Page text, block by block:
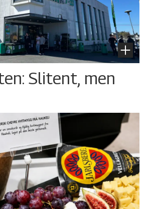
Slitent, men